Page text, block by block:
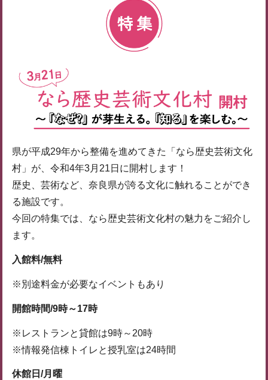
県が平成29年から整備を進めてきた「なら歴史芸術文化
村」が、令和4年3月21日に開村します！
歴史、芸術など、奈良県が誇る文化に触れることができ
る施設です。
今回の特集では、なら歴史芸術文化村の魅力をご紹介し
ます。
入館料/無料
※別途料金が必要なイベントもあり
開館時間/9時～17時
※レストランと貸館は9時～20時
※情報発信棟トイレと授乳室は24時間
休館日/月曜